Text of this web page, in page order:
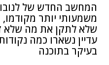
המחשב החדש של לנובו
משמעותי יותר
שלא לתקן את מה שלא
עדיין נשארו כמה
בעיקר בתוכנה